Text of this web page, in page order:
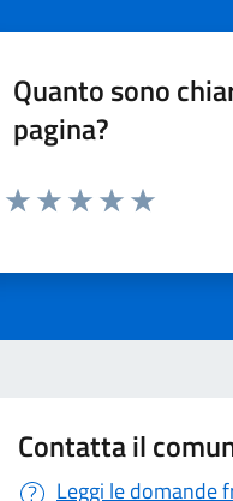
Quanto sono
pagina?
Contatta il
Leggi le domande